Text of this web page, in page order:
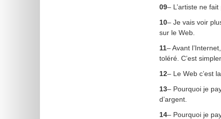
09– L’artiste ne
10– Je vais voir
sur le Web.
11– Avant
toléré. C’est
12– Le Web c’est
13– Pourquoi je
d’argent.
14– Pourquoi je